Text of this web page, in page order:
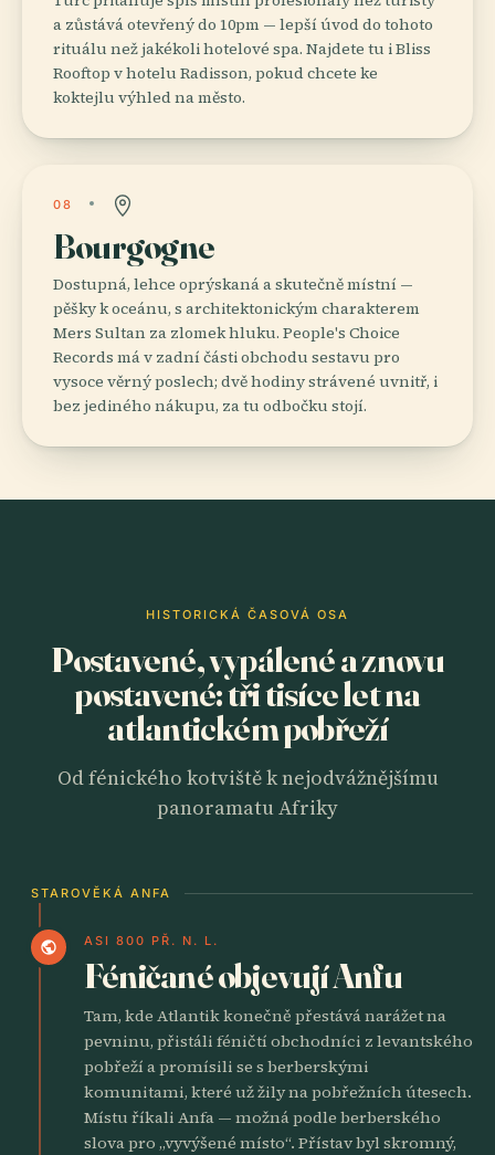
a zůstává otevřený do 10pm — lepší úvod do tohoto
rituálu než jakékoli hotelové spa. Najdete tu i Bliss
Rooftop v hotelu Radisson, pokud chcete ke
koktejlu výhled na město.
08
Bourgogne
Dostupná, lehce oprýskaná a skutečně místní —
pěšky k oceánu, s architektonickým charakterem
Mers Sultan za zlomek hluku. People's Choice
Records má v zadní části obchodu sestavu pro
vysoce věrný poslech; dvě hodiny strávené uvnitř, i
bez jediného nákupu, za tu odbočku stojí.
HISTORICKÁ ČASOVÁ OSA
Postavené, vypálené a znovu
postavené: tři tisíce let na
atlantickém pobřeží
Od fénického kotviště k nejodvážnějšímu
panoramatu Afriky
STAROVĚKÁ ANFA
public ASI 800 PŘ. N. L.
Féničané objevují Anfu
Tam, kde Atlantik konečně přestává narážet na
pevninu, přistáli féničtí obchodníci z levantského
pobřeží a promísili se s berberskými
komunitami, které už žily na pobřežních útesech.
Místu říkali Anfa — možná podle berberského
slova pro „vyvýšené místo“. Přístav byl skromný,